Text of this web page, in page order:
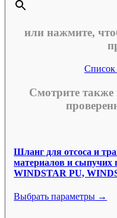
или нажмите,
Список
Смотрите
Шланг для отсоса и
материалов и
WINDSTAR PU,
Выбрать параметры →